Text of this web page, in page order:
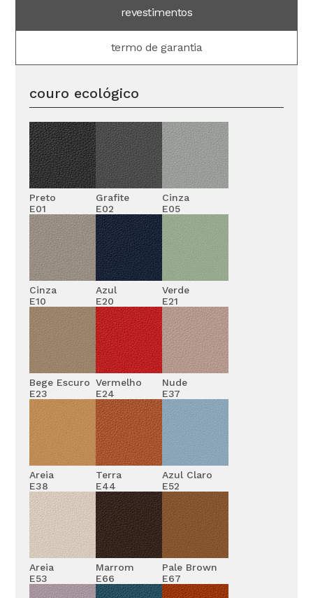
revestimentos
termo de garantia
couro ecológico
Preto
E01
Grafite
E02
Cinza
E05
Cinza
E10
Azul
E20
Verde
E21
Bege Escuro
E23
Vermelho
E24
Nude
E37
Areia
E38
Terra
E44
Azul Claro
E52
Areia
E53
Marrom
E66
Pale Brown
E67